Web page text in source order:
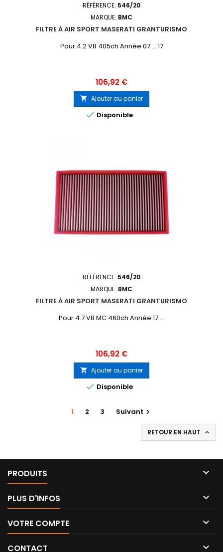
RÉFÉRENCE: 546/20
MARQUE: BMC
FILTRE À AIR SPORT MASERATI GRANTURISMO
Pour 4.2 V8 405ch Année 07 ... 17
Prix
106,92 €
 Ajouter au panier
 Disponible
RÉFÉRENCE: 546/20
MARQUE: BMC
FILTRE À AIR SPORT MASERATI GRANTURISMO
Pour 4.7 V8 MC 460ch Année 17 ...
Prix
106,92 €
 Ajouter au panier
 Disponible
1 2 3 Suivant 
RETOUR EN HAUT 
PRODUITS 
PLUS D'INFOS 
VOTRE COMPTE 
CONTACT 